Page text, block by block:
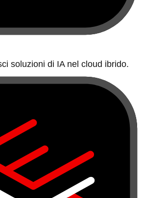
soluzioni di IA nel cloud ibrido.